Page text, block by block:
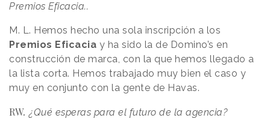
Premios Eficacia..
M. L. Hemos hecho una sola inscripción a los
Premios Eficacia y ha sido la de Domino’s en
construcción de marca, con la que hemos llegado a
la lista corta. Hemos trabajado muy bien el caso y
muy en conjunto con la gente de Havas.
RW.¿Qué esperas para el futuro de la agencia?